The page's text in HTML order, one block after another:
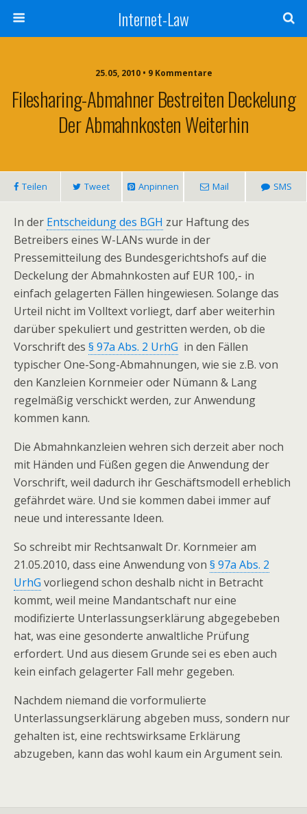
Internet-Law
25.05, 2010 • 9 Kommentare
Filesharing-Abmahner Bestreiten Deckelung
Der Abmahnkosten Weiterhin
Teilen Tweet Anpinnen Mail SMS
In der Entscheidung des BGH zur Haftung des
Betreibers eines W-LANs wurde in der
Pressemitteilung des Bundesgerichtshofs auf die
Deckelung der Abmahnkosten auf EUR 100,- in
einfach gelagerten Fällen hingewiesen. Solange das
Urteil nicht im Volltext vorliegt, darf aber weiterhin
darüber spekuliert und gestritten werden, ob die
Vorschrift des § 97a Abs. 2 UrhG in den Fällen
typischer One-Song-Abmahnungen, wie sie z.B. von
den Kanzleien Kornmeier oder Nümann & Lang
regelmäßig verschickt werden, zur Anwendung
kommen kann.
Die Abmahnkanzleien wehren sich derzeit aber noch
mit Händen und Füßen gegen die Anwendung der
Vorschrift, weil dadurch ihr Geschäftsmodell erheblich
gefährdet wäre. Und sie kommen dabei immer auf
neue und interessante Ideen.
So schreibt mir Rechtsanwalt Dr. Kornmeier am
21.05.2010, dass eine Anwendung von § 97a Abs. 2
UrhG vorliegend schon deshalb nicht in Betracht
kommt, weil meine Mandantschaft nur eine
modifizierte Unterlassungserklärung abgegebeben
hat, was eine gesonderte anwaltliche Prüfung
erfordert. Und aus diesem Grunde sei es eben auch
kein einfach gelagerter Fall mehr gegeben.
Nachdem niemand die vorformulierte
Unterlassungserklärung abgeben muss, sondern nur
gehalten ist, eine rechtswirksame Erklärung
abzugeben, kann das wohl kaum ein Argument sein.